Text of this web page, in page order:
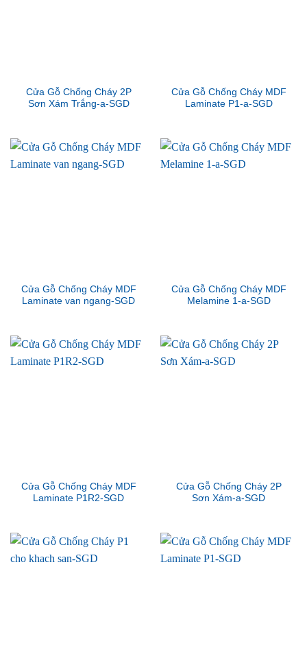
Cửa Gỗ Chống Cháy 2P
Sơn Xám Trắng-a-SGD
Cửa Gỗ Chống Cháy MDF
Laminate P1-a-SGD
Cửa Gỗ Chống Cháy MDF
Laminate van ngang-SGD
Cửa Gỗ Chống Cháy MDF
Melamine 1-a-SGD
Cửa Gỗ Chống Cháy MDF
Laminate P1R2-SGD
Cửa Gỗ Chống Cháy 2P
Sơn Xám-a-SGD